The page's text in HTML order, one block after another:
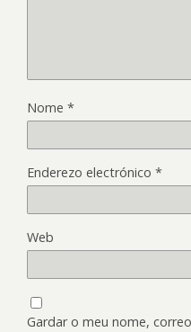
Nome *
Enderezo electrónico *
Web
Gardar o meu nome,